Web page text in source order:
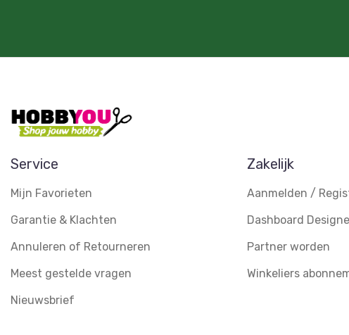
Service
Mijn Favorieten
Garantie & Klachten
Annuleren of Retourneren
Meest gestelde vragen
Nieuwsbrief
Zakelijk
Aanmelden /
Dashboard
Partner worden
Winkeliers